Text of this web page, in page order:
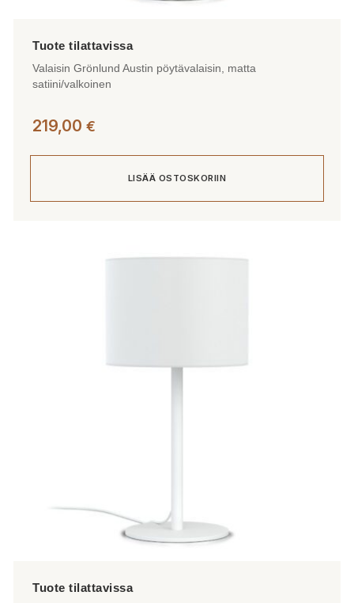
Valaisin Grönlund Austin pöytävalaisin, matta
satiini/valkoinen
219,00 €
LISÄÄ OSTOSKORIIN